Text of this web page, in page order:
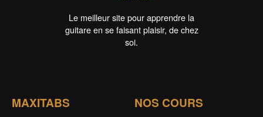
Le meilleur site pour apprendre la
guitare en se faisant plaisir, de chez
soi.
MAXITABS NOS COURS